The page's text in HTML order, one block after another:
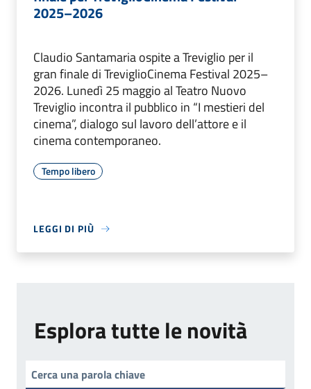
2025–2026
Claudio Santamaria ospite a Treviglio per il
gran finale di TreviglioCinema Festival 2025–
2026. Lunedì 25 maggio al Teatro Nuovo
Treviglio incontra il pubblico in “I mestieri del
cinema”, dialogo sul lavoro dell’attore e il
cinema contemporaneo.
Tempo libero
LEGGI DI PIÙ
Esplora tutte le novità